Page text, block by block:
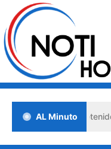
AL Minuto
abogado detenido en